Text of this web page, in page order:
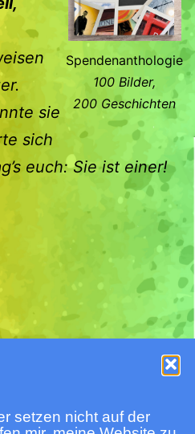
setzen nicht auf der
Spendenanthologie
100 Bilder,
200 Geschichten
sie
sich
euch: Sie ist einer!